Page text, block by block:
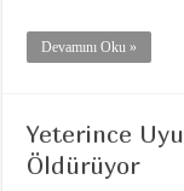
Devamını Oku »
Yeterince
Öldürüyor